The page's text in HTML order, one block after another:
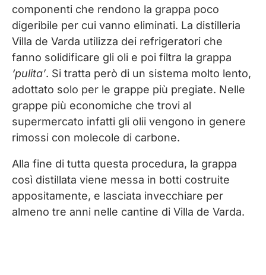
componenti che rendono la grappa poco
digeribile per cui vanno eliminati. La distilleria
Villa de Varda utilizza dei refrigeratori che
fanno solidificare gli oli e poi filtra la grappa
‘pulita’. Si tratta però di un sistema molto lento,
adottato solo per le grappe più pregiate. Nelle
grappe più economiche che trovi al
supermercato infatti gli olii vengono in genere
rimossi con molecole di carbone.
Alla fine di tutta questa procedura, la grappa
così distillata viene messa in botti costruite
appositamente, e lasciata invecchiare per
almeno tre anni nelle cantine di Villa de Varda.